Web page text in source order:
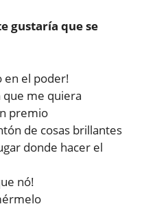
gustaría que se
en el poder!
que me quiera
premio
de cosas brillantes
donde hacer el
nó!